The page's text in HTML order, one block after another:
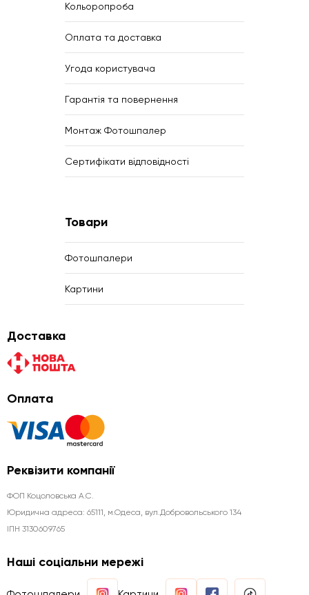
Кольоропроба
Оплата та доставка
Угода користувача
Гарантія та повернення
Монтаж Фотошпалер
Сертифікати відповідності
Товари
Фотошпалери
Картини
Доставка
Оплата
Реквізити компанії
ФОП Коцоловська А.С.
Юридична aдреса: 65111, м.Одеса, вул.Добровольського 134
ІПН 3130609765
Наші соціальни мережі